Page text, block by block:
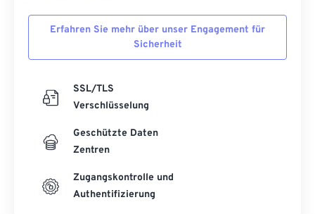
Erfahren Sie mehr über unser Engagement für
Sicherheit
SSL/TLS
Verschlüsselung
Geschützte Daten
Zentren
Zugangskontrolle und
Authentifizierung